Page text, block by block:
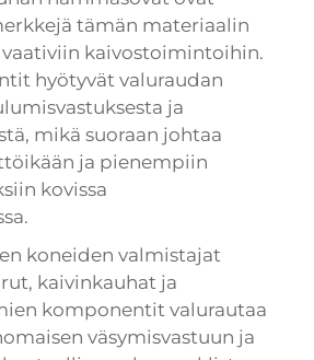
tämän materiaalin
kaivostoimintoihin.
hyötyvät valuraudan
ja
mikä suoraan johtaa
ja pienempiin
kovissa
koneiden valmistajat
kaivinkauhat ja
komponentit valurautaa
väsymisvastuun ja